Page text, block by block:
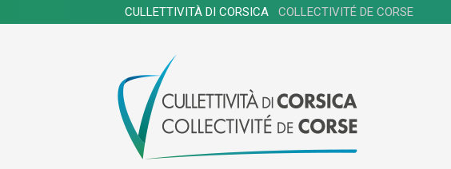
CULLETTIVITÀ DI CORSICA COLLECTIVITÉ DE CORSE